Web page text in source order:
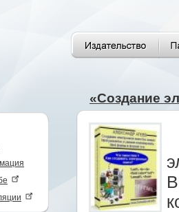
«Создание